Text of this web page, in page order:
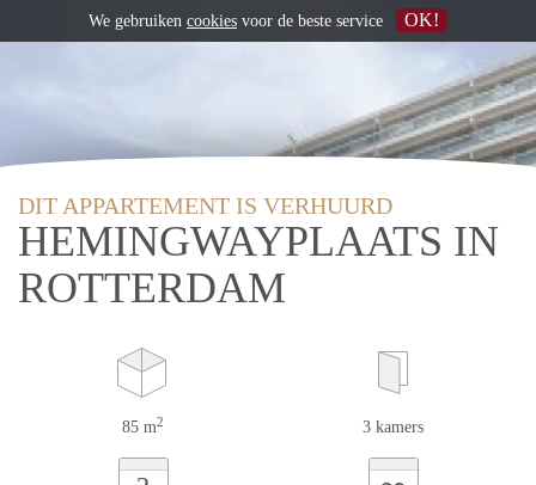
DIT APPARTEMENT IS VERHUURD
HEMINGWAYPLAATS IN
ROTTERDAM
85 m2 3 kamers
We gebruiken cookies voor de beste service OK!